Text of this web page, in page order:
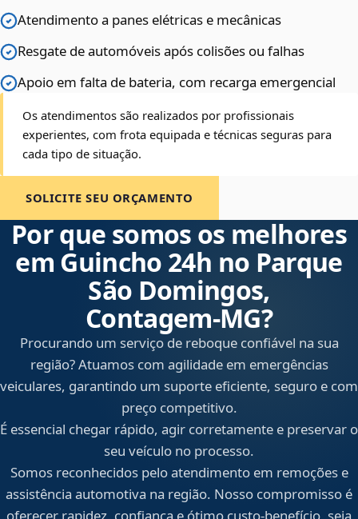
Atendimento a panes elétricas e mecânicas
Resgate de automóveis após colisões ou falhas
Apoio em falta de bateria, com recarga emergencial
Os atendimentos são realizados por profissionais
experientes, com frota equipada e técnicas seguras para
cada tipo de situação.
SOLICITE SEU ORÇAMENTO
Por que somos os melhores
em Guincho 24h no Parque
São Domingos,
Contagem‑MG?
Procurando um serviço de reboque confiável na sua
região? Atuamos com agilidade em emergências
veiculares, garantindo um suporte eficiente, seguro e com
preço competitivo.
É essencial chegar rápido, agir corretamente e preservar o
seu veículo no processo.
Somos reconhecidos pelo atendimento em remoções e
assistência automotiva na região. Nosso compromisso é